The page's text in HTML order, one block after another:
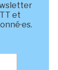
et